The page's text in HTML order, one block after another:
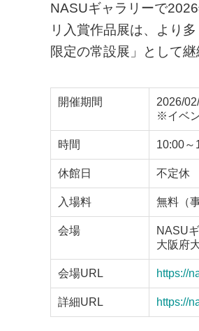
NASUギャラリーで
リ入賞作品展は、より
限定の常設展」として
開催期間
2026/
※イベ
時間 10:00～
休館日 不定休
入場料 無料（
会場
NASU
大阪府
会場URL https://
詳細URL https://